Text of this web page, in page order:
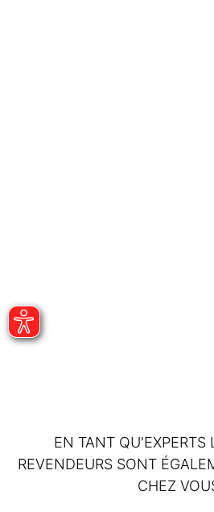
EN TANT QU'EXPERTS
REVENDEURS SONT
CHEZ